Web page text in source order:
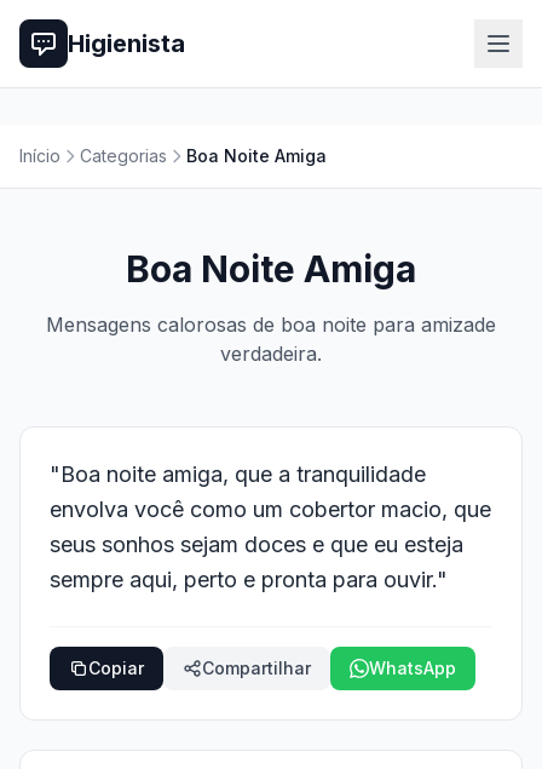
Higienista
Início Categorias Boa Noite Amiga
Boa Noite Amiga
Mensagens calorosas de boa noite para amizade
verdadeira.
"Boa noite amiga, que a tranquilidade
envolva você como um cobertor macio, que
seus sonhos sejam doces e que eu esteja
sempre aqui, perto e pronta para ouvir."
Copiar Compartilhar WhatsApp